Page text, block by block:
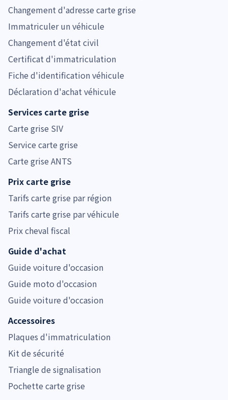
Changement d'adresse carte grise
Immatriculer un véhicule
Changement d'état civil
Certificat d'immatriculation
Fiche d'identification véhicule
Déclaration d'achat véhicule
Services carte grise
Carte grise SIV
Service carte grise
Carte grise ANTS
Prix carte grise
Tarifs carte grise par région
Tarifs carte grise par véhicule
Prix cheval fiscal
Guide d'achat
Guide voiture d'occasion
Guide moto d'occasion
Guide voiture d'occasion
Accessoires
Plaques d'immatriculation
Kit de sécurité
Triangle de signalisation
Pochette carte grise